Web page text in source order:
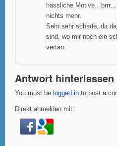
hässliche
nichts mehr.
Sehr sehr schade, da
sind, wo mir noch ein
vertan.
Antwort hinterlassen
You must be logged in to post a
Direkt anmelden mit: